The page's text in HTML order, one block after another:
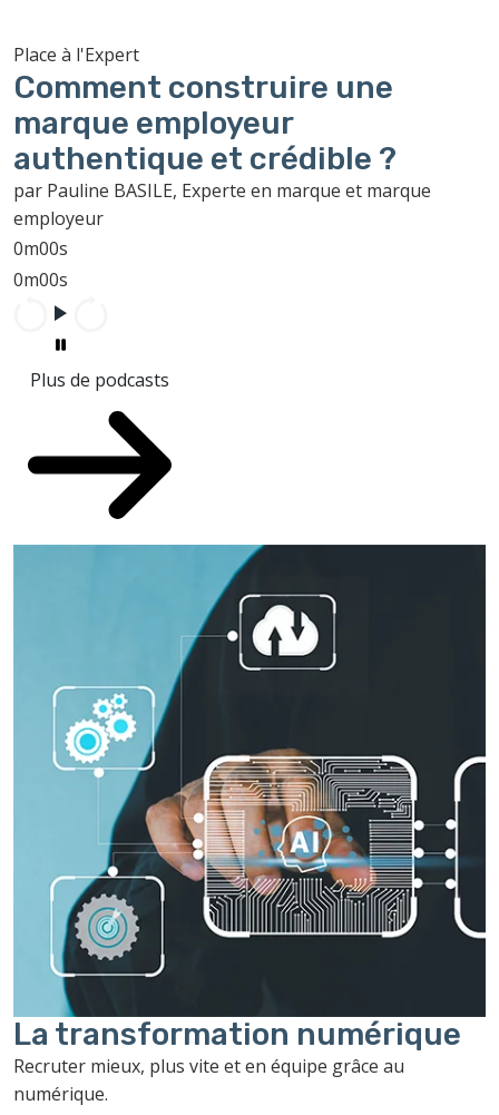
Place à l'Expert
Comment construire une
marque employeur
authentique et crédible ?
par Pauline BASILE, Experte en marque et marque
employeur
0m00s
0m00s
Plus de podcasts
La transformation numérique
Recruter mieux, plus vite et en équipe grâce au
numérique.